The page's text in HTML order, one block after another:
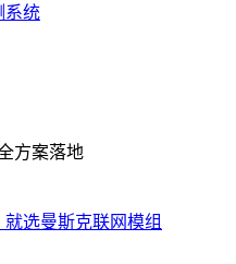
系统
方案落地
选曼斯克联网模组